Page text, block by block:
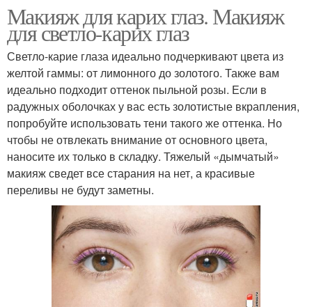
Макияж для карих глаз. Макияж
для светло-карих глаз
Светло-карие глаза идеально подчеркивают цвета из
желтой гаммы: от лимонного до золотого. Также вам
идеально подходит оттенок пыльной розы. Если в
радужных оболочках у вас есть золотистые вкрапления,
попробуйте использовать тени такого же оттенка. Но
чтобы не отвлекать внимание от основного цвета,
наносите их только в складку. Тяжелый «дымчатый»
макияж сведет все старания на нет, а красивые
переливы не будут заметны.